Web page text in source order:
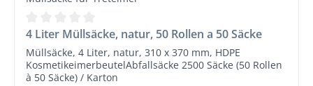
Durchschnittliche Bewertung von 0 von 5 Sternen
4 Liter Müllsäcke, natur, 50 Rollen a 50 Säcke
Müllsäcke, 4 Liter, natur, 310 x 370 mm, HDPE
KosmetikeimerbeutelAbfallsäcke 2500 Säcke (50 Rollen
à 50 Säcke) / Karton